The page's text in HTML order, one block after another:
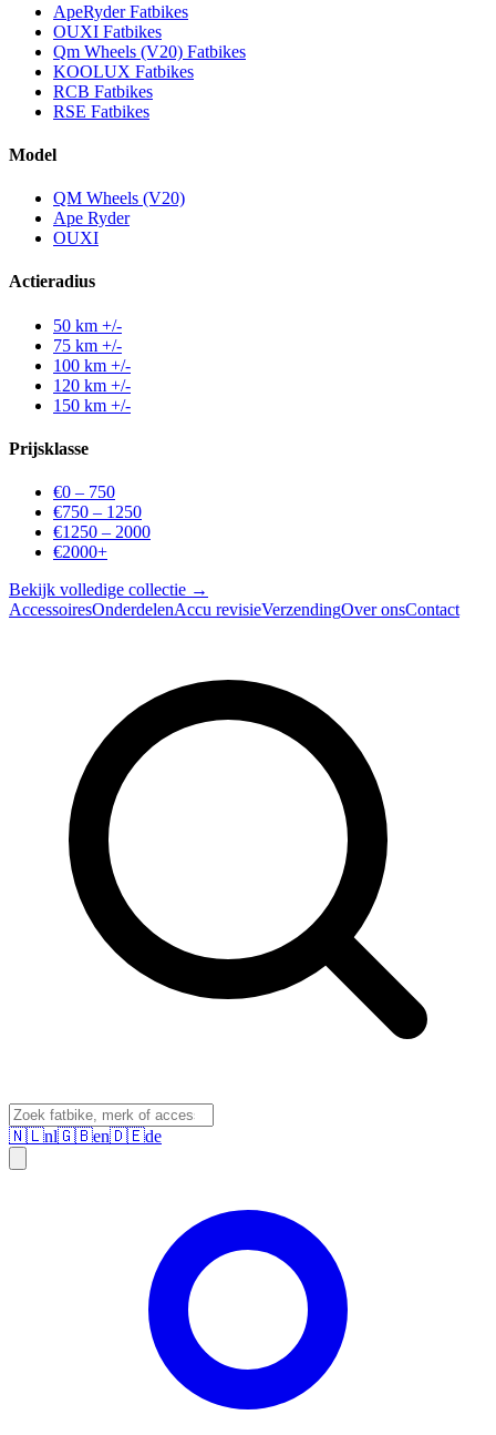
ApeRyder Fatbikes
OUXI Fatbikes
Qm Wheels (V20) Fatbikes
KOOLUX Fatbikes
RCB Fatbikes
RSE Fatbikes
Model
QM Wheels (V20)
Ape Ryder
OUXI
Actieradius
50 km +/-
75 km +/-
100 km +/-
120 km +/-
150 km +/-
Prijsklasse
€0 – 750
€750 – 1250
€1250 – 2000
€2000+
Bekijk volledige collectie →
AccessoiresOnderdelenAccu revisieVerzendingOver onsContact
🇳🇱nl🇬🇧en🇩🇪de